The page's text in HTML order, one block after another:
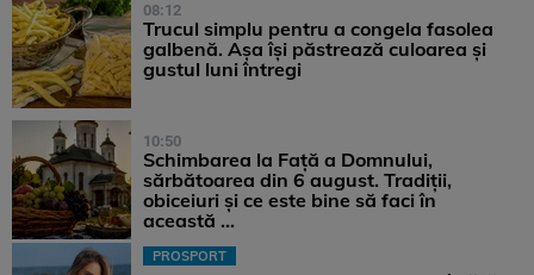
08:12
Trucul simplu pentru a congela fasolea
galbenă. Așa își păstrează culoarea și
gustul luni întregi
10:50
Schimbarea la Față a Domnului,
sărbătoarea din 6 august. Tradiții,
obiceiuri și ce este bine să faci în
această ...
PROSPORT